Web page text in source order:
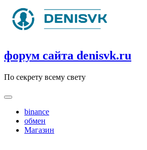
Skip
content
форум сайта denisvk.ru
По секрету всему свету
binance
обмен
Магазин